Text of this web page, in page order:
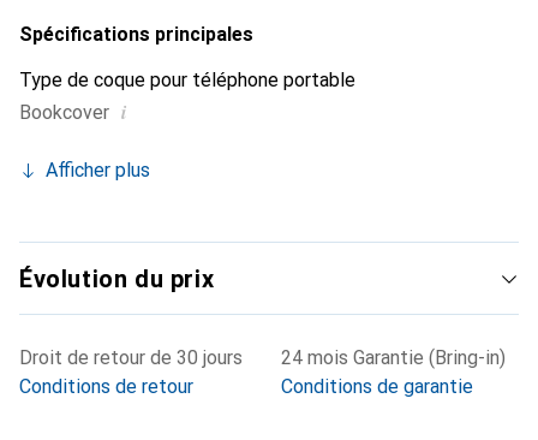
Spécifications principales
Type de coque pour téléphone portable
Bookcover i
Afficher plus
Évolution du prix
Droit de retour de 30 jours
Conditions de retour
24 mois Garantie (Bring-in)
Conditions de garantie